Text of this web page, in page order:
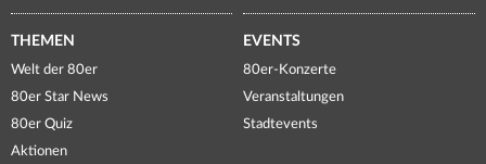
THEMEN
Welt der 80er
80er Star News
80er Quiz
Aktionen
EVENTS
80er-Konzerte
Veranstaltungen
Stadtevents